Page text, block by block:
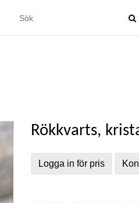
Rökkvarts,
Logga in för pris